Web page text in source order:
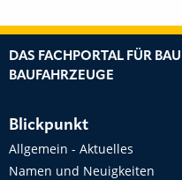
DAS FACHPORTAL FÜR
BAUFAHRZEUGE
Blickpunkt
Allgemein - Aktuelles
Namen und Neuigkeiten